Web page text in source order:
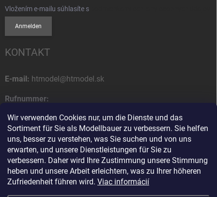
Wir verwenden Cookies nur, um die Dienste und das
Sortiment für Sie als Modellbauer zu verbessern. Sie helfen
uns, besser zu verstehen, was Sie suchen und von uns
erwarten, und unsere Dienstleistungen für Sie zu
verbessern. Daher wird Ihre Zustimmung unsere Stimmung
heben und unsere Arbeit erleichtern, was zu Ihrer höheren
Zufriedenheit führen wird. Viac informácií
Vložením e-mailu súhlasíte s
Anmelden
KONTAKT
E-mail: htmodel@htmodel.sk
Rufnummer:
Postanschrift:
HT model
Na letisko 49
058 01 Poprad
Slowakische Republik